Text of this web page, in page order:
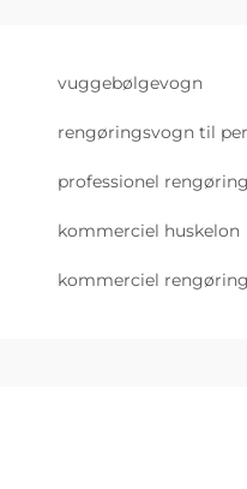
vuggebølgevogn
rengøringsvogn til
professionel
kommerciel huskelon
kommerciel